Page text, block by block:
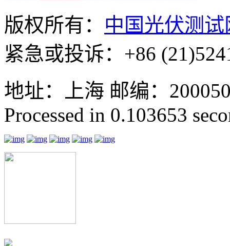
版权所有： 中国光伏测试
紧急或投诉：+86
地址：上海 邮编：
Processed in 0.103653